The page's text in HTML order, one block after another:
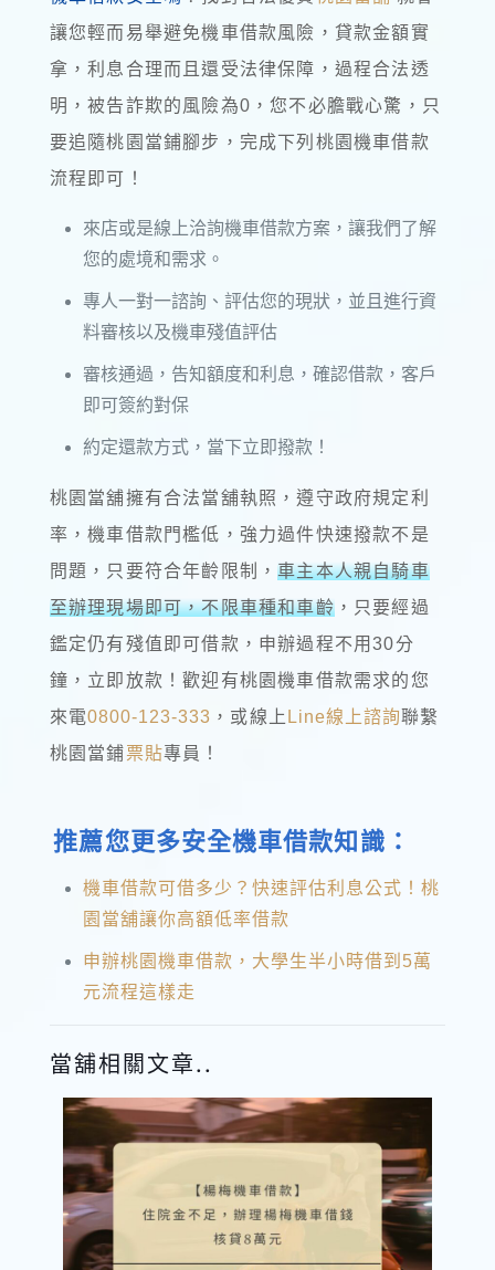
讓您輕而易舉避免機車借款風險，貸款金額實
拿，利息合理而且還受法律保障，過程合法透
明，被告詐欺的風險為0，您不必膽戰心驚，只
要追隨桃園當鋪腳步，完成下列桃園機車借款
流程即可！
來店或是線上洽詢機車借款方案，讓我們了解
您的處境和需求。
專人一對一諮詢、評估您的現狀，並且進行資
料審核以及機車殘值評估
審核通過，告知額度和利息，確認借款，客戶
即可簽約對保
約定還款方式，當下立即撥款！
桃園當舖擁有合法當舖執照，遵守政府規定利
率，機車借款門檻低，強力過件快速撥款不是
問題，只要符合年齡限制，車主本人親自騎車
至辦理現場即可，不限車種和車齡，只要經過
鑑定仍有殘值即可借款，申辦過程不用30分
鐘，立即放款！歡迎有桃園機車借款需求的您
來電0800-123-333 ，或線上 Line線上諮詢聯繫
桃園當鋪票貼專員！
推薦您更多安全機車借款知識：
機車借款可借多少？快速評估利息公式！桃
園當舖讓你高額低率借款
申辦桃園機車借款，大學生半小時借到5萬
元流程這樣走
當舖相關文章..